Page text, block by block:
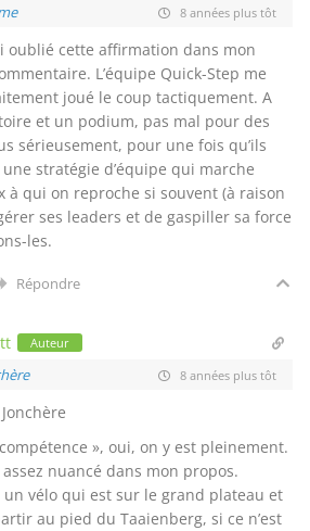
8 années plus tôt
oublié cette affirmation dans mon
L’équipe Quick-Step me
joué le coup tactiquement. A
et un podium, pas mal pour des
sérieusement, pour une fois qu’ils
stratégie d’équipe qui marche
à qui on reproche si souvent (à raison
ses leaders et de gaspiller sa force
les.
Répondre
Auteur
8 années plus tôt
», oui, on y est pleinement.
nuancé dans mon propos.
un vélo qui est sur le grand plateau et
au pied du Taaienberg, si ce n’est